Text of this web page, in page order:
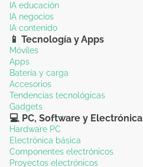
IA educación
IA negocios
IA contenido
📱 Tecnología y Apps
Móviles
Apps
Batería y carga
Accesorios
Tendencias tecnológicas
Gadgets
💻 PC, Software y Electrónica
Hardware PC
Electrónica básica
Componentes electrónicos
Proyectos electrónicos